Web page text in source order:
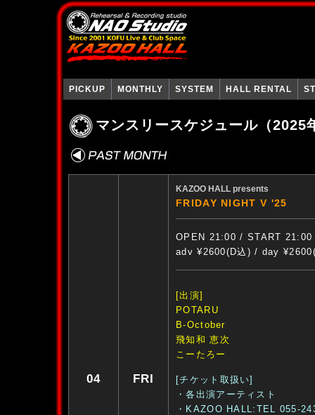
PICKUP MONTHLY SYSTEM HALL RENTAL
マンスリースケジュール（2025
04 FRI
KAZOO HALL presents
FRIDAY NIGHT V '25
OPEN 21:00 / START 21:00
adv ¥2600(D込) / day
[出演]
POTARU
B-October
飛知和 恵次
こーたろー
[チケット取扱い]
・各出演アーティスト
・KAZOO HALL:TEL 055-